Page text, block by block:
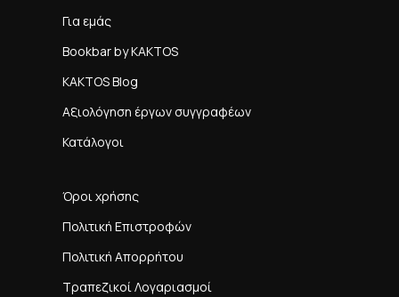
Για εμάς
Bookbar by KAKTOS
KAKTOS Blog
Αξιολόγηση έργων συγγραφέων
Κατάλογοι
Όροι χρήσης
Πολιτική Επιστροφών
Πολιτική Απορρήτου
Τραπεζικοί Λογαριασμοί